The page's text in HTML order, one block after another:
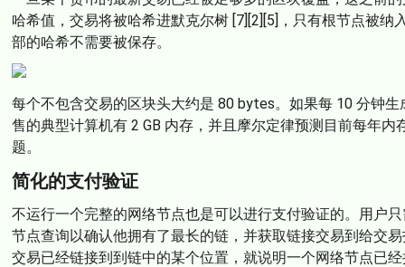
哈希值，交易将被哈希进默克尔树 [7][2][5]，只有根节点被
部的哈希不需要被保存。
每个不包含交易的区块头大约是 80 bytes。如果每 10 分钟
售的典型计算机有 2 GB 内存，并且摩尔定律预测目前每年
题。
简化的支付验证
不运行一个完整的网络节点也是可以进行支付验证的。用户
节点查询以确认他拥有了最长的链，并获取链接交易到给交
交易已经链接到到链中的某个位置，就说明一个网络节点已